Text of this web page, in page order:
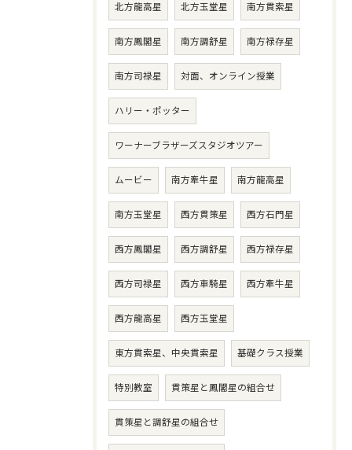
北方龍高星 北方玉堂星 南方貫索星
南方鳳閣星 南方調舒星 南方禄存星
南方司禄星 対面、オンライン授業
ハリー・ポッター
ワーナーブラザーズスタジオツアー
ムービー 南方牽牛星 南方龍高星
南方玉堂星 西方貫策星 西方石門星
西方鳳閣星 西方調舒星 西方禄存星
西方司禄星 西方車騎星 西方牽牛星
西方龍高星 西方玉堂星
東方貫索星、中央貫索星 基礎クラス授業
特別教室 貫策星と鳳閣星の組合せ
貫策星と調舒星の組合せ